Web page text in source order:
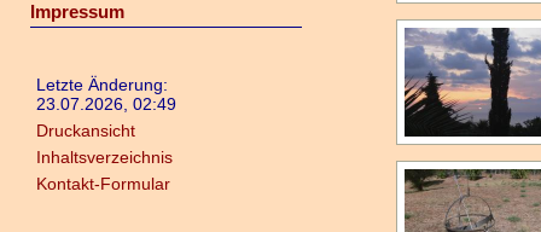
Impressum
Letzte Änderung:
23.07.2026, 02:49
Druckansicht
Inhaltsverzeichnis
Kontakt-Formular